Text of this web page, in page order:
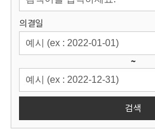
의결일
~
검색